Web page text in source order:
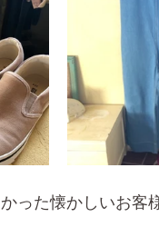
った懐かしいお客